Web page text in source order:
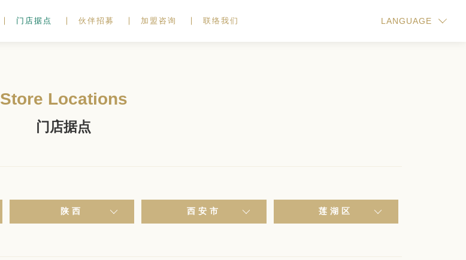
门店据点 伙伴招募 加盟咨询 联络我们 LANGUAGE
Store Locations
门店据点
陕西 西安市 莲湖区